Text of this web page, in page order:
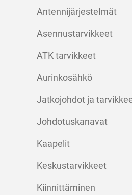
Antennijärjestelmät
Asennustarvikkeet
ATK tarvikkeet
Aurinkosähkö
Jatkojohdot ja
Johdotuskanavat
Kaapelit
Keskustarvikkeet
Kiinnittäminen